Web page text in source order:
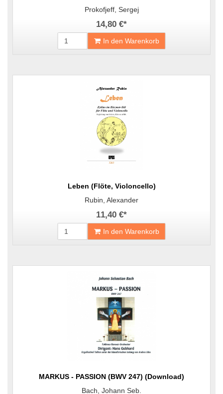
Prokofjeff, Sergej
14,80 €*
In den Warenkorb
Leben (Flöte, Violoncello)
Rubin, Alexander
11,40 €*
In den Warenkorb
MARKUS - PASSION (BWV 247) (Download)
Bach, Johann Seb.